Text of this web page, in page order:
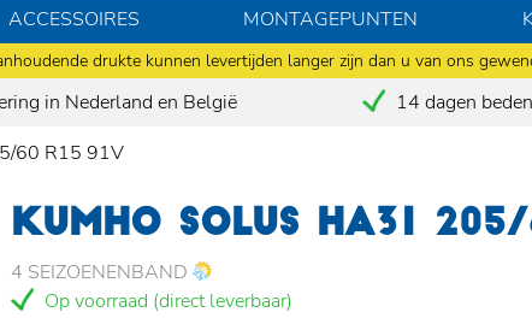
drukte kunnen levertijden langer zijn dan u van ons
ACCESSOIRES MONTAGEPUNTEN
in Nederland en België 14 dagen
60 R15 91V
KUMHO SOLUS HA31
4 SEIZOENENBAND
Op voorraad (direct leverbaar)